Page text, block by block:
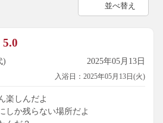
並べ替え
5.0
) 2025年05月13日
入浴日：2025年05月13日(火)
楽しんだよ
しか残らない場所だよ